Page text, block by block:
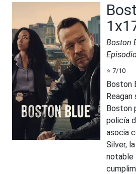
Boston
Episodio
⭐ 7/10
Boston
Reagan
Boston
policía
asocia
Silver,
notable